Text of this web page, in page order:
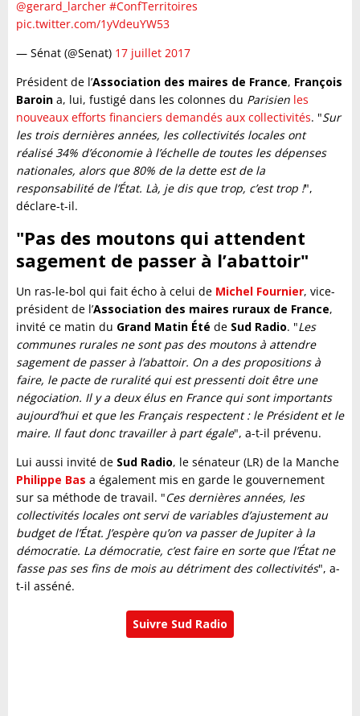
@gerard_larcher #ConfTerritoires
pic.twitter.com/1yVdeuYW53
— Sénat (@Senat) 17 juillet 2017
Président de l’Association des maires de France, François
Baroin a, lui, fustigé dans les colonnes du Parisien les
nouveaux efforts financiers demandés aux collectivités. "Sur
les trois dernières années, les collectivités locales ont
réalisé 34% d’économie à l’échelle de toutes les dépenses
nationales, alors que 80% de la dette est de la
responsabilité de l’État. Là, je dis que trop, c’est trop !",
déclare-t-il.
"Pas des moutons qui attendent
sagement de passer à l’abattoir"
Un ras-le-bol qui fait écho à celui de Michel Fournier, vice-
président de l’Association des maires ruraux de France,
invité ce matin du Grand Matin Été de Sud Radio. "Les
communes rurales ne sont pas des moutons à attendre
sagement de passer à l’abattoir. On a des propositions à
faire, le pacte de ruralité qui est pressenti doit être une
négociation. Il y a deux élus en France qui sont importants
aujourd’hui et que les Français respectent : le Président et le
maire. Il faut donc travailler à part égale", a-t-il prévenu.
Lui aussi invité de Sud Radio, le sénateur (LR) de la Manche
Philippe Bas a également mis en garde le gouvernement
sur sa méthode de travail. "Ces dernières années, les
collectivités locales ont servi de variables d’ajustement au
budget de l’État. J’espère qu’on va passer de Jupiter à la
démocratie. La démocratie, c’est faire en sorte que l’État ne
fasse pas ses fins de mois au détriment des collectivités", a-
t-il asséné.
Suivre Sud Radio